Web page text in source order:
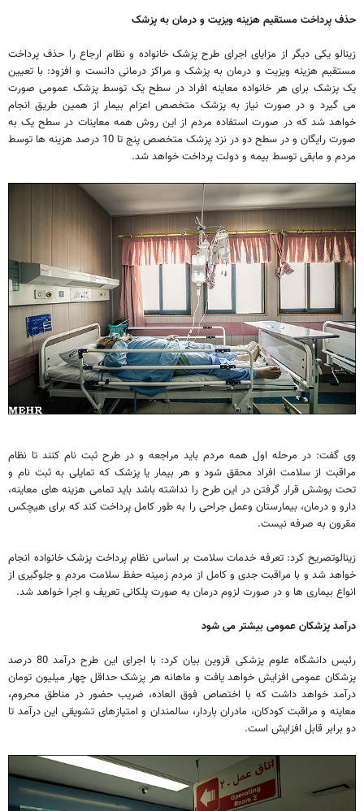
حذف پرداخت مستقیم هزینه ویزیت و درمان به پزشک
زینالو یکی دیگر از مزایای اجرای طرح پزشک خانواده و نظام ارجاع را حذف پرداخت
مستقیم هزینه ویزیت و درمان به پزشک و مراکز درمانی دانست و افزود: با تعیین
یک پزشک برای هر خانواده معاینه افراد در سطح یک توسط پزشک عمومی صورت
می گیرد و در صورت نیاز به پزشک متخصص اعزام بیمار از همین طریق انجام
خواهد شد که در صورت استفاده مردم از این روش همه معاینات در سطح یک به
صورت رایگان و در سطح دو در نزد پزشک متخصص پنج تا 10 درصد هزینه ها توسط
مردم و مابقی توسط بیمه و دولت پرداخت خواهد شد.
وی گفت: در مرحله اول همه مردم باید مراجعه و در طرح ثبت نام کنند تا نظام
مراقبت از سلامت افراد محقق شود و هر بیمار یا پزشک که تمایلی به ثبت نام و
تحت پوشش قرار گرفتن در این طرح را نداشته باشد باید تمامی هزینه های معاینه،
دارو و درمان، بیمارستان وعمل جراحی را به طور کامل پرداخت کند که برای هیچکس
مقرون به صرفه نیست.
زینالوتصریح کرد: تعرفه خدمات سلامت بر اساس نظام پرداخت پزشک خانواده انجام
خواهد شد و با مراقبت جدی و کامل از مردم زمینه حفظ سلامت مردم و جلوگیری از
انواع بیماری ها و در صورت لزوم درمان به صورت پلکانی تعریف و اجرا خواهد شد.
درآمد پزشکان عمومی بیشتر می شود
رئیس دانشگاه علوم پزشکی قزوین بیان کرد: با اجرای این طرح درآمد 80 درصد
پزشکان عمومی افزایش خواهد یافت و ماهانه هر پزشک حداقل چهار میلیون تومان
درآمد خواهد داشت که با اختصاص فوق العاده، ضریب حضور در مناطق محروم،
معاینه و مراقبت کودکان، مادران باردار، سالمندان و امتیازهای تشویقی این درآمد تا
دو برابر قابل افزایش است.